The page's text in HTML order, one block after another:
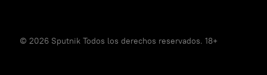
© 2026 Sputnik Todos los derechos reservados. 18+